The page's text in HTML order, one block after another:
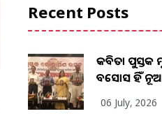
Recent Posts
କବିତା ପୁସ୍ତକ
ଅବସୋସ ହିଁ
06 July, 2026